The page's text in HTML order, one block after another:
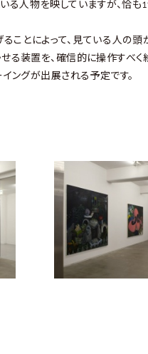
る人物を映していますが、恰も
ことによって、見ている人の
る装置を、確信的に操作すべく
ングが出展される予定です。